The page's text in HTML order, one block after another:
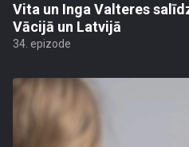
Vita un Inga Valteres
Vācijā un Latvijā
34. epizode